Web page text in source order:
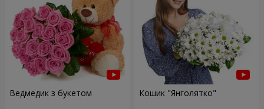
Ведмедик з букетом Кошик "Янголятко"